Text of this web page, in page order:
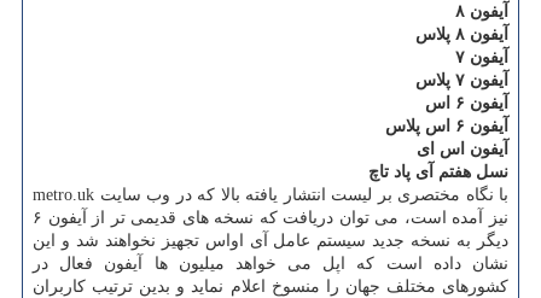
آیفون ۸
آیفون ۸ پلاس
آیفون ۷
آیفون ۷ پلاس
آیفون ۶ اس
آیفون ۶ اس پلاس
آیفون اس ای
نسل هفتم آی پاد تاچ
با نگاه مختصری بر لیست انتشار یافته بالا كه در وب سایت metro.uk
نیز آمده است، می توان دریافت كه نسخه های قدیمی تر از آیفون ۶
دیگر به نسخه جدید سیستم عامل آی اواس تجهیز نخواهند شد و این
نشان داده است كه اپل می خواهد میلیون ها آیفون فعال در
كشورهای مختلف جهان را منسوخ اعلام نماید و بدین ترتیب كاربران